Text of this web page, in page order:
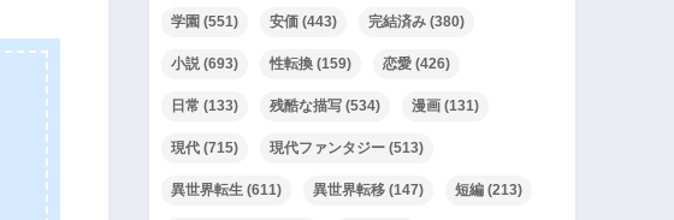
学園 (551) 安価 (443) 完結済み (380)
小説(693) 性転換 (159) 恋愛 (426)
日常 (133) 残酷な描写 (534) 漫画 (131)
現代 (715) 現代ファンタジー (513)
異世界転生 (611) 異世界転移 (147) 短編 (213)